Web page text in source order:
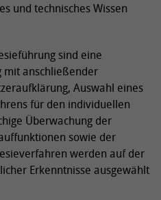
und technisches Wissen
sind eine
mit anschließender
Auswahl eines
für den individuellen
Überwachung der
sowie der
werden auf der
Erkenntnisse ausgewählt